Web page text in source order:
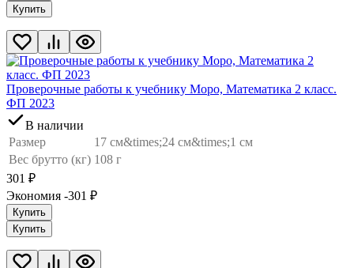
Купить
Проверочные работы к учебнику Моро, Математика 2 класс.
ФП 2023
В наличии
Размер
17 см&times;24 см&times;1 см
Вес брутто (кг) 108 г
301 ₽
Экономия -301 ₽
Купить
Купить